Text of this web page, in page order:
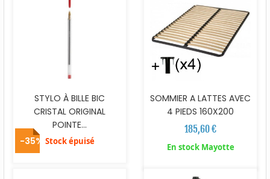
STYLO À BILLE BIC
CRISTAL ORIGINAL
POINTE...
Stock épuisé
SOMMIER A LATTES AVEC
4 PIEDS 160X200
185,60 €
En stock Mayotte
-35%